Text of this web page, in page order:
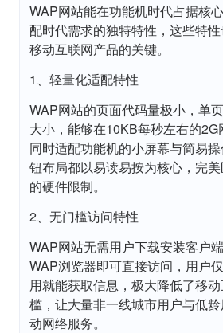
WAP网站能在功能机时代占据核
配时代需求的独特特性，这些特
移动互联网产品的关键。
1、轻量化适配特性
WAP网站的页面代码量极小，单
大小，能够在10KB每秒左右的2G
同时适配功能机的小屏幕与简易
钮布局都以易读易按为核心，完
的硬件限制。
2、无门槛访问特性
WAP网站无需用户下载安装客户
WAP浏览器即可直接访问，用户
用就能获取信息，极大降低了移
槛，让大量非一线城市用户与低
动网络服务。